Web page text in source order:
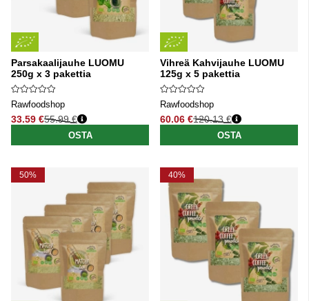
Parsakaalijauhe LUOMU
250g x 3 pakettia
Rawfoodshop
33.59 €
Normaali hinta
55.99 €
OSTA
Vihreä Kahvijauhe LUOMU
125g x 5 pakettia
Rawfoodshop
60.06 €
Normaali hinta
120.13 €
OSTA
50% 40%